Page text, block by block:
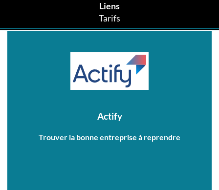
Liens
Tarifs
Actify
Trouver la bonne entreprise à reprendre